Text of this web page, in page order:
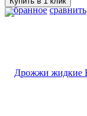
избранное сравнить